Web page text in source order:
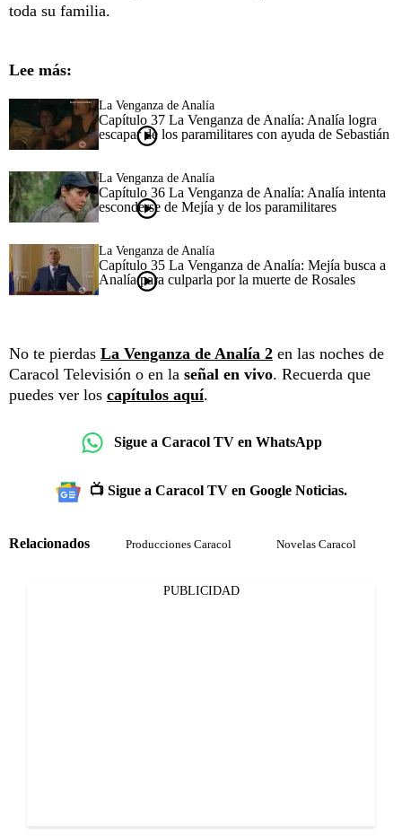
toda su familia.
Lee más:
La Venganza de Analía
Capítulo 37 La Venganza de Analía: Analía logra
escapar de los paramilitares con ayuda de Sebastián
La Venganza de Analía
Capítulo 36 La Venganza de Analía: Analía intenta
esconderse de Mejía y de los paramilitares
La Venganza de Analía
Capítulo 35 La Venganza de Analía: Mejía busca a
Analía para culparla por la muerte de Rosales
No te pierdas La Venganza de Analía 2 en las noches de
Caracol Televisión o en la señal en vivo. Recuerda que
puedes ver los capítulos aquí.
Sigue a Caracol TV en WhatsApp
📺 Sigue a Caracol TV en Google Noticias.
Relacionados Producciones Caracol Novelas Caracol
PUBLICIDAD